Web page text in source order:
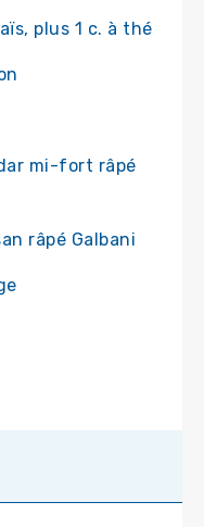
plus 1 c. à thé
mi-fort râpé
râpé Galbani